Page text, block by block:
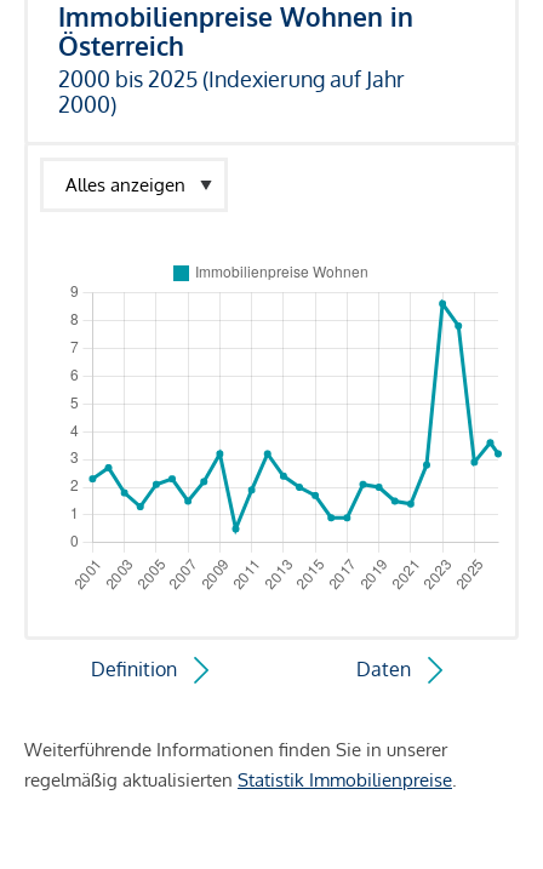
Immobilienpreise Wohnen in
Österreich
2000 bis 2025 (Indexierung auf Jahr
2000)
Definition Daten
Weiterführende Informationen finden Sie in unserer
regelmäßig aktualisierten Statistik Immobilienpreise